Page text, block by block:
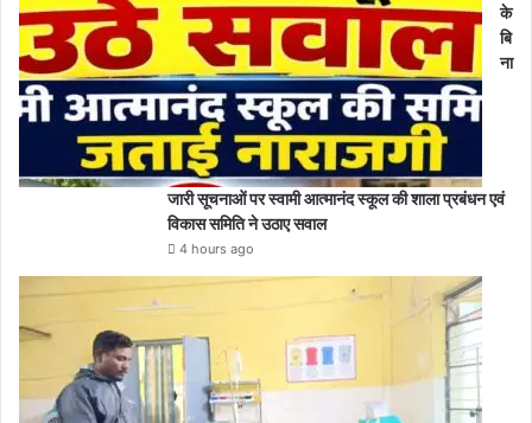
के
बि
ना
जारी सूचनाओं पर स्वामी आत्मानंद स्कूल की शाला प्रबंधन एवं
विकास समिति ने उठाए सवाल
4 hours ago